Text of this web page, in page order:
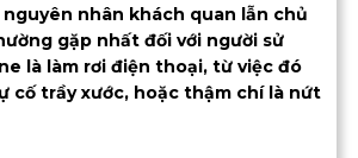
nhân khách quan lẫn chủ
gặp nhất đối với người sử
là làm rơi điện thoại, từ việc đó
cố trầy xước, hoặc thậm chí là nứt